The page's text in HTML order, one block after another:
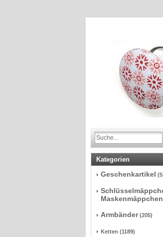
Kategorien
Geschenkartikel
Maskenmäppchen
Armbänder (205)
Ketten (1189)